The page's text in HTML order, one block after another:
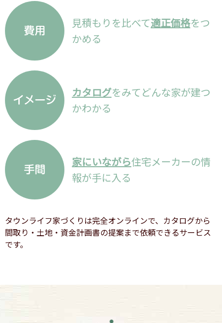
見積もりを比べて適正価格をつ
かめる
カタログをみてどんな家が建つ
かわかる
家にいながら住宅メーカーの情
報が手に入る
タウンライフ家づくりは完全オンラインで、カタログから
間取り・土地・資金計画書の提案まで依頼できるサービス
です。